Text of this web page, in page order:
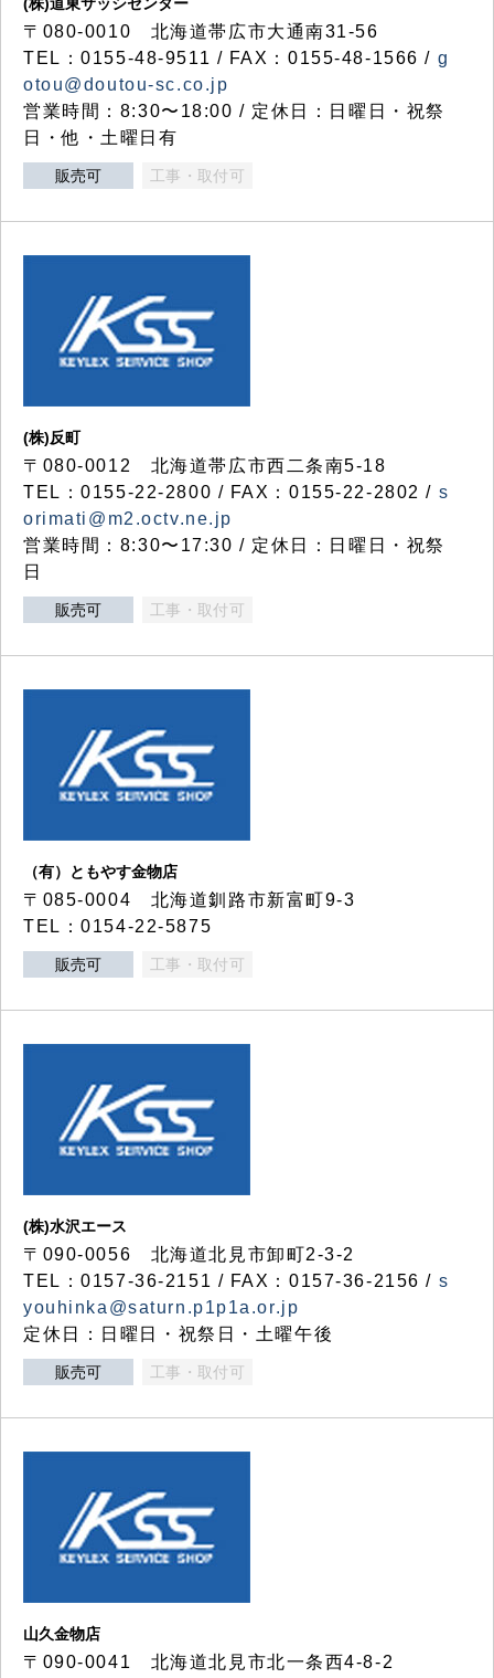
〒080-0010 北海道帯広市大通南31-56
TEL：0155-48-9511 / FAX：0155-48-1566 / g
otou@doutou-sc.co.jp
営業時間：8:30〜18:00 / 定休日：日曜日・祝祭
日・他・土曜日有
販売可 工事・取付可
(株)反町
〒080-0012 北海道帯広市西二条南5-18
TEL：0155-22-2800 / FAX：0155-22-2802 / s
orimati@m2.octv.ne.jp
営業時間：8:30〜17:30 / 定休日：日曜日・祝祭
日
販売可 工事・取付可
（有）ともやす金物店
〒085-0004 北海道釧路市新富町9-3
TEL：0154-22-5875
販売可 工事・取付可
(株)水沢エース
〒090-0056 北海道北見市卸町2-3-2
TEL：0157-36-2151 / FAX：0157-36-2156 / s
youhinka@saturn.p1p1a.or.jp
定休日：日曜日・祝祭日・土曜午後
販売可 工事・取付可
山久金物店
〒090-0041 北海道北見市北一条西4-8-2